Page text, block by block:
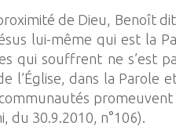
de Dieu, Benoît
lui-même qui est la
qui souffrent ne s’est
l’Église, dans la
du 30.9.2010, n°106).